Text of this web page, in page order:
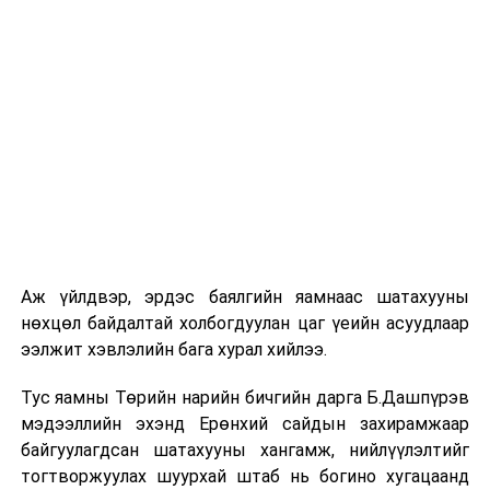
ДАРААХ МЭДЭЭ
Ерөнхий сайд У.Хүрэлсүх газар тариалангийн бүс нутагт
ажиллаж байна
ӨМНӨХ МЭДЭЭ
Өнөөдөр цахилгаан шугам тоноглолд засвар үйлчилгээ
хийх хуваарь
Аж үйлдвэр, эрдэс баялгийн яамнаас шатахууны
нөхцөл байдалтай холбогдуулан цаг үеийн асуудлаар
ээлжит хэвлэлийн бага хурал хийлээ.
Тус яамны Төрийн нарийн бичгийн дарга Б.Дашпүрэв
мэдээллийн эхэнд Ерөнхий сайдын захирамжаар
байгуулагдсан шатахууны хангамж, нийлүүлэлтийг
тогтворжуулах шуурхай штаб нь богино хугацаанд